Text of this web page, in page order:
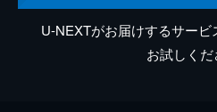
U-NEXTがお届けするサービ
お試しくだ